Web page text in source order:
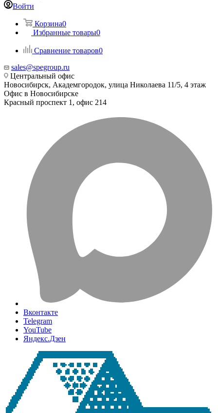
Войти
Корзина0
Избранные товары0
Сравнение товаров0
sales@spegroup.ru
Центральный офис
Новосибирск, Академгородок, улица Николаева 11/5, 4 этаж
Офис в Новосибирске
Красный проспект 1, офис 214
Вконтакте
Telegram
YouTube
Яндекс.Дзен